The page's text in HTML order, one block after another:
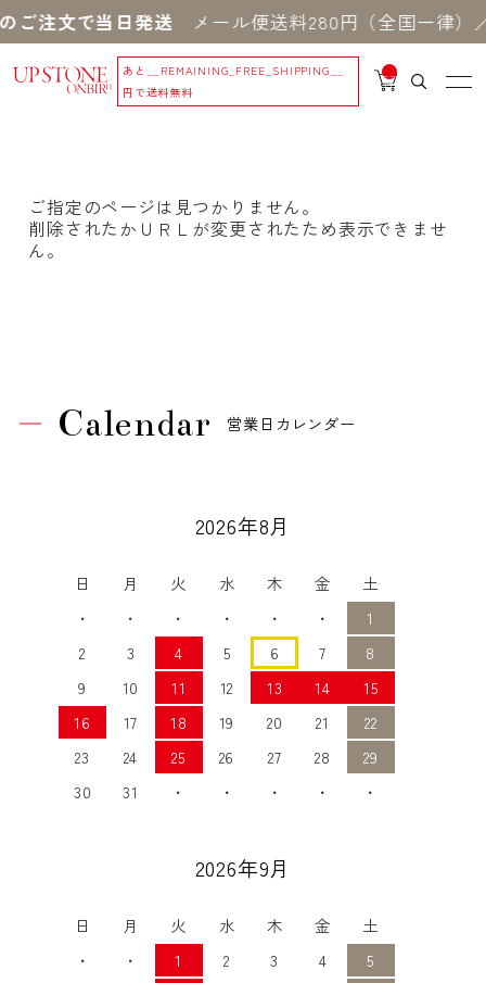
ご注文で当日発送メール便送料280円（全国一律）
あと
__REMAINING_FREE_SHIPPING__
円で送料無料
__
IT
ご指定のページは見つかりません。
削除されたかＵＲＬが変更されたため表示できませ
ん。
Calendar 営業日カレンダー
2026年8月
日 月 火 水 木 金
土
・
・ ・ ・ ・ ・
1
2
3 4 5 6 7
8
9
10 11 12 13 14
15
16
17 18 19 20 21
22
23
24 25 26 27 28
29
30
31 ・ ・ ・ ・ ・
2026年9月
日 月 火 水 木 金
土
・
・ 1 2 3 4
5